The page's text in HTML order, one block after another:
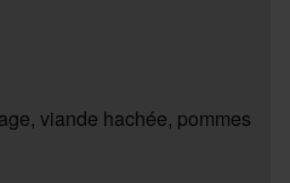
viande hachée, pommes